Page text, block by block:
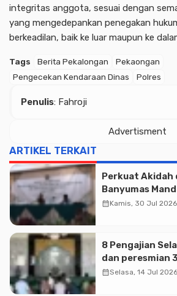
integritas anggota, sesuai dengan
yang mengedepankan penegakan
berkeadilan, baik ke luar maupun ke
Tags Berita Pekalongan
Pekaongan
Pengecekan Kendaraan Dinas
Polres
Penulis: Fahroji
Advertisment
ARTIKEL TERKAIT
Perkuat Akidah
Banyumas
Muhammadiyah
calendar_monthKamis, 30 Jul 2026
8 Pengajian
dan peresmian
Banyumas
calendar_monthSelasa, 14 Jul